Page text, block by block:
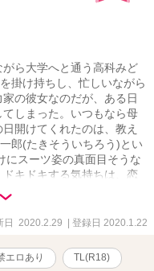
ら大学へと通う高科みど
掛け持ちし、忙しいながら
の彼女なのだが、ある日
しまった。いつもなら母
開けてくれたのは、教え
郎(たきそういちろう)とい
スーツ姿の真面目そうな
キドキする気持ちは、恋
○一目惚れ・軽い三角関
小説です。 【R18】作品
くもない作品】 『伝えぬ
日 2020.2.29 | 登録日 2020.1.22
エロあり TL(R18)